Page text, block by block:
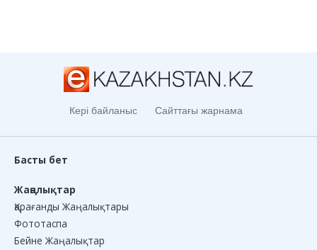
Кері байланыс Сайттағы жарнама
Басты бет
Жаңалықтар
Қарағанды Жаңалықтары
Фототаспа
Бейне Жаңалықтар